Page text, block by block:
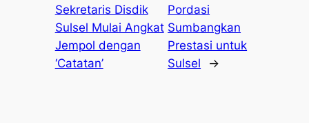
Sekretaris Disdik
Sulsel Mulai Angkat
Jempol dengan
‘Catatan’
Pordasi
Sumbangkan
Prestasi untuk
Sulsel
→